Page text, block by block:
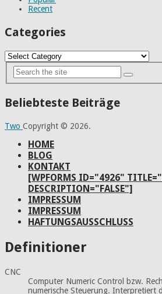
Recent
Categories
Categories
Beliebteste Beiträge
Two Copyright © 2026.
HOME
BLOG
KONTAKT
[WPFORMS ID="4926"
DESCRIPTION="FALSE"]
IMPRESSUM
IMPRESSUM
HAFTUNGSAUSSCHLUSS
Definitioner
CNC
Computer Numeric Control bzw.
numerische Steuerung. Interpretiert